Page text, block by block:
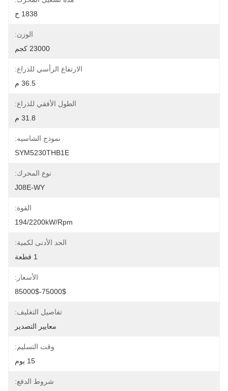
1838 ح
الوزن:
23000 كجم
الارتفاع الرأسي للذراع:
36.5 م
الطول الأفقي للذراع:
31.8 م
نموذج الشاسيه:
SYM5230THB1E
نوع المحرك:
J08E-WY
القوة:
194/2200kW/rpm
الحد الأدنى لكمية:
1 قطعة
الأسعار:
75000$-85000$
تفاصيل التغليف:
معايير التصدير
وقت التسليم:
15 يوم
شروط الدفع: